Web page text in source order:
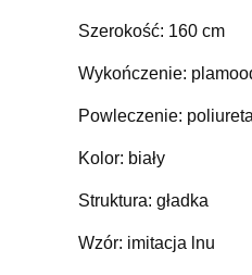
Szerokość: 160 cm
Wykończenie:
Powleczenie:
Kolor: biały
Struktura: gładka
Wzór: imitacja lnu